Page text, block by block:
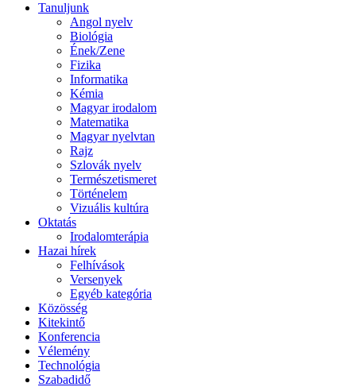
Tanuljunk
Angol nyelv
Biológia
Ének/Zene
Fizika
Informatika
Kémia
Magyar irodalom
Matematika
Magyar nyelvtan
Rajz
Szlovák nyelv
Természetismeret
Történelem
Vizuális kultúra
Oktatás
Irodalomterápia
Hazai hírek
Felhívások
Versenyek
Egyéb kategória
Közösség
Kitekintő
Konferencia
Vélemény
Technológia
Szabadidő